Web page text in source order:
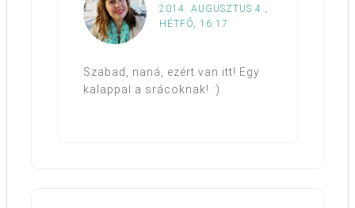
2014. AUGUSZTUS 4.,
HÉTFŐ, 16:17
Szabad, naná, ezért van itt! Egy
kalappal a srácoknak! :)